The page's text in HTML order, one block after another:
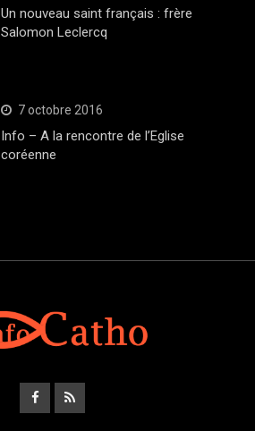
Un nouveau saint français : frère
Salomon Leclercq
7 octobre 2016
Info – A la rencontre de l’Eglise
coréenne